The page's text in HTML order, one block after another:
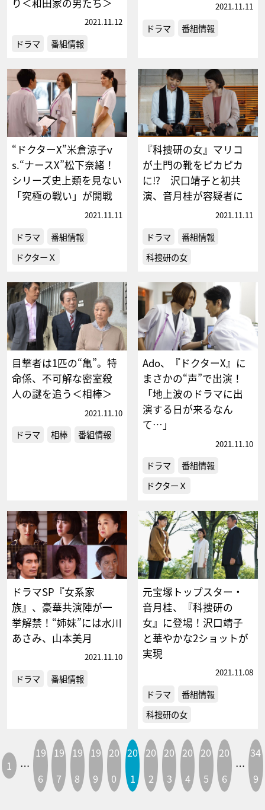
2021.11.12
ドラマ 番組情報
2021.11.11
ドラマ 番組情報
“ドクターX”米倉涼子v
s.“ナースX”松下奈緒！
シリーズ史上類を見ない
「究極の戦い」が開戦
2021.11.11
ドラマ
番組情報
ドクターＸ
『科捜研の女』マリコ
が土門の靴をピカピカ
に!? 沢口靖子と初共
演、音月桂が容疑者に
2021.11.11
ドラマ
番組情報
科捜研の女
目撃者は1匹の“亀”。特
命係、不可解な密室殺
人の謎を追う＜相棒＞
2021.11.10
ドラマ 相棒 番組情報
Ado、『ドクターX』に
まさかの“声”で出演！
「地上波のドラマに出
演する日が来るなん
て…」
2021.11.10
ドラマ
番組情報
ドクターＸ
ドラマSP『女系家
族』、豪華共演陣が一
挙解禁！“姉妹”には水川
あさみ、山本美月
2021.11.10
ドラマ 番組情報
元宝塚トップスター・
音月桂、『科捜研の
女』に登場！沢口靖子
と華やかな2ショットが
実現
2021.11.08
ドラマ
番組情報
科捜研の女
1 …
19
6
19
7
19
8
19
9
20
0
20
1
20
2
20
3
20
4
20
5
20
6
…
34
9